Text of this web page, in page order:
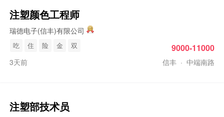
注塑颜色工程师
瑞德电子(信丰)有限公司
吃 住 险 金 双
3天前 信丰 · 中端南路
9000-11000
注塑部技术员